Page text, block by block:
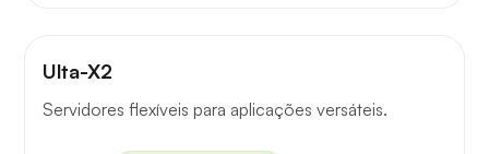
Ulta-X2
Servidores flexíveis para aplicações versáteis.